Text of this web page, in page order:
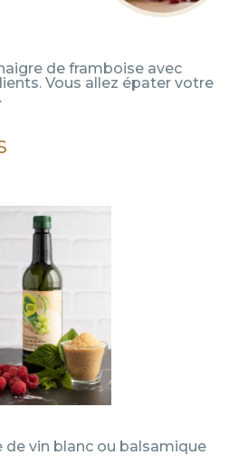
de framboise avec
Vous allez épater votre
de vin blanc ou balsamique